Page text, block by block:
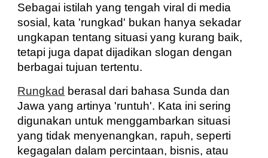
Sebagai istilah yang tengah viral di media
sosial, kata 'rungkad' bukan hanya sekadar
ungkapan tentang situasi yang kurang baik,
tetapi juga dapat dijadikan slogan dengan
berbagai tujuan tertentu.
Rungkad berasal dari bahasa Sunda dan
Jawa yang artinya 'runtuh'. Kata ini sering
digunakan untuk menggambarkan situasi
yang tidak menyenangkan, rapuh, seperti
kegagalan dalam percintaan, bisnis, atau